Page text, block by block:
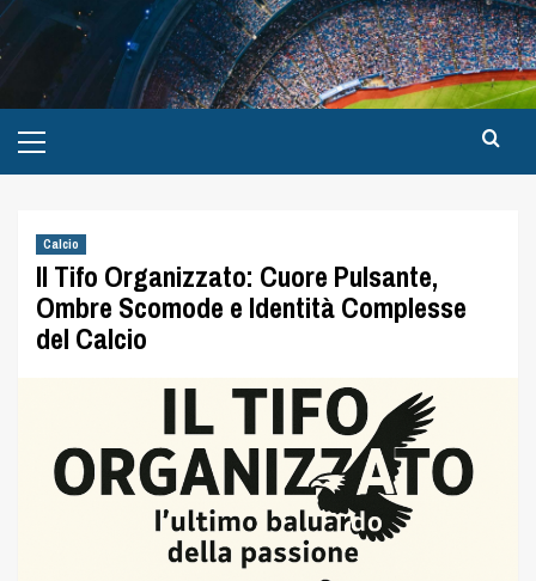
Calcio
Il Tifo Organizzato: Cuore Pulsante,
Ombre Scomode e Identità Complesse
del Calcio